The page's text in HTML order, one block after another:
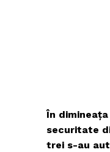
În
securitate
trei s-au